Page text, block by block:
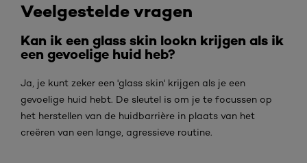
Veelgestelde vragen
Kan ik een glass skin lookn krijgen als ik
een gevoelige huid heb?
Ja, je kunt zeker een 'glass skin' krijgen als je een
gevoelige huid hebt. De sleutel is om je te focussen op
het herstellen van de huidbarrière in plaats van het
creëren van een lange, agressieve routine.